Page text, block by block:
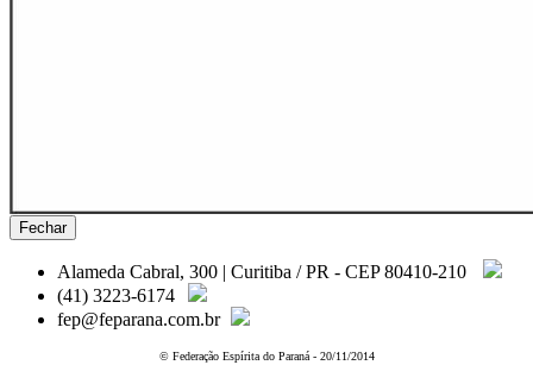
Fechar
Alameda Cabral, 300 | Curitiba / PR - CEP 80410-210
(41) 3223-6174
fep@feparana.com.br
© Federação Espírita do Paraná - 20/11/2014